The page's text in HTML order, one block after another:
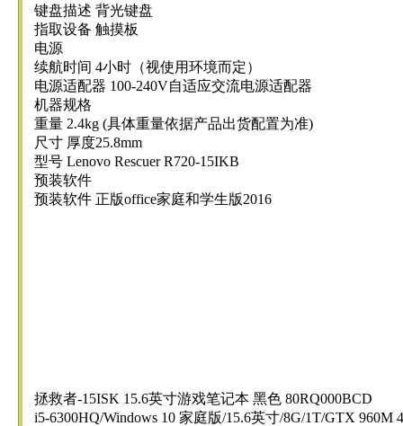
键盘描述 背光键盘
指取设备 触摸板
电源
续航时间 4小时（视使用环境而定）
电源适配器 100-240V自适应交流电源适配器
机器规格
重量 2.4kg (具体重量依据产品出货配置为准)
尺寸 厚度25.8mm
型号 Lenovo Rescuer R720-15IKB
预装软件
预装软件 正版office家庭和学生版2016
拯救者-15ISK 15.6英寸游戏笔记本 黑色 80RQ000BCD
i5-6300HQ/Windows 10 家庭版/15.6英寸/8G/1T/GTX 960M